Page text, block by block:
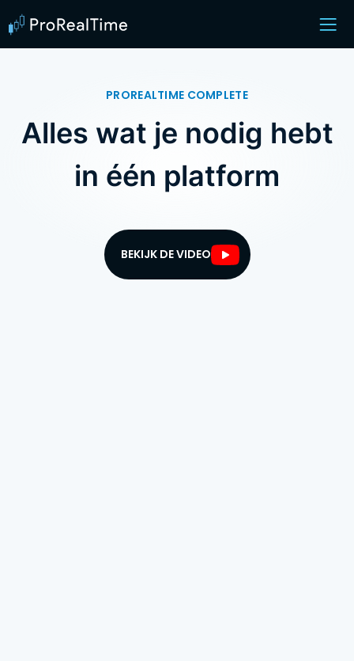
PROREALTIME COMPLETE
Alles wat je nodig hebt
in één platform
BEKIJK DE VIDEO